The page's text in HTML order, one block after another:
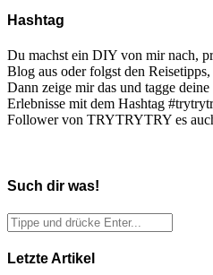
Hashtag
Du machst ein DIY von mir nach,
Blog aus oder folgst den
Dann zeige mir das und tagge
Erlebnisse mit dem Hashtag
Follower von TRYTRYTRY es
Such dir was!
Letzte Artikel